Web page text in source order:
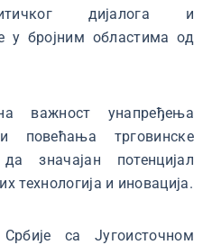
дијалога и
у бројним областима од
важност унапређења
повећања трговинске
значајан потенцијал
технологија и иновација.
са Југоисточном